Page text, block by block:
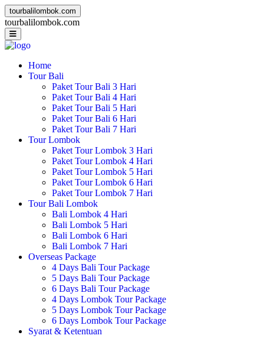
tourbalilombok.com
tourbalilombok.com
Home
Tour Bali
Paket Tour Bali 3 Hari
Paket Tour Bali 4 Hari
Paket Tour Bali 5 Hari
Paket Tour Bali 6 Hari
Paket Tour Bali 7 Hari
Tour Lombok
Paket Tour Lombok 3 Hari
Paket Tour Lombok 4 Hari
Paket Tour Lombok 5 Hari
Paket Tour Lombok 6 Hari
Paket Tour Lombok 7 Hari
Tour Bali Lombok
Bali Lombok 4 Hari
Bali Lombok 5 Hari
Bali Lombok 6 Hari
Bali Lombok 7 Hari
Overseas Package
4 Days Bali Tour Package
5 Days Bali Tour Package
6 Days Bali Tour Package
4 Days Lombok Tour Package
5 Days Lombok Tour Package
6 Days Lombok Tour Package
Syarat & Ketentuan